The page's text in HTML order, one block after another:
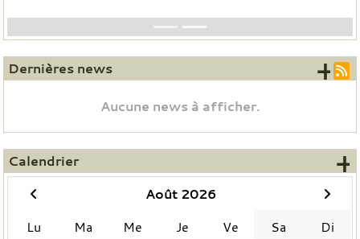
Dernières news
Aucune news à afficher.
+
Calendrier
Août 2026
Lu
Ma Me Je Ve Sa
Di